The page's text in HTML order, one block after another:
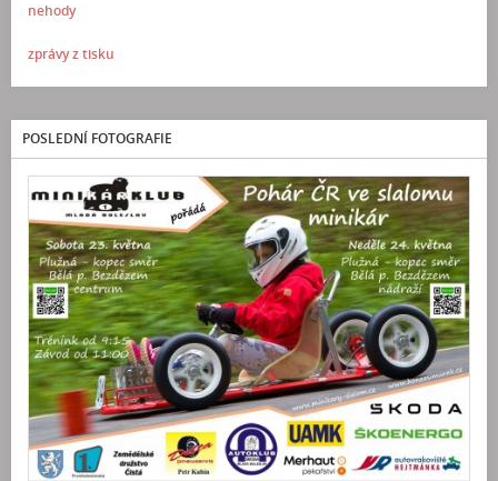
nehody
zprávy z tisku
POSLEDNÍ FOTOGRAFIE